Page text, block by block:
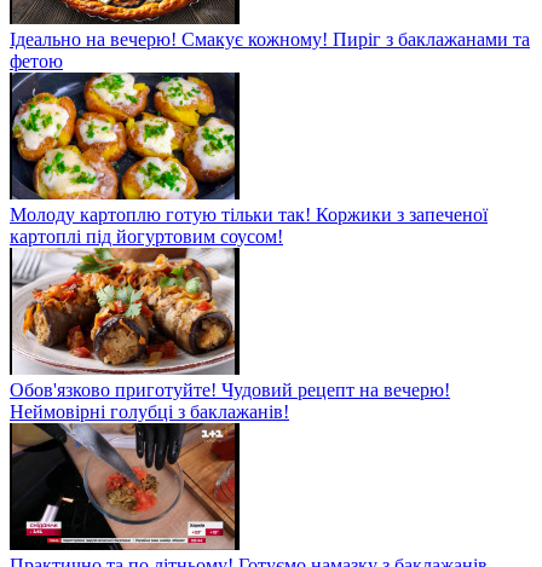
Ідеально на вечерю! Смакує кожному! Пиріг з баклажанами та
фетою
Молоду картоплю готую тільки так! Коржики з запеченої
картоплі під йогуртовим соусом!
Обов'язково приготуйте! Чудовий рецепт на вечерю!
Неймовірні голубці з баклажанів!